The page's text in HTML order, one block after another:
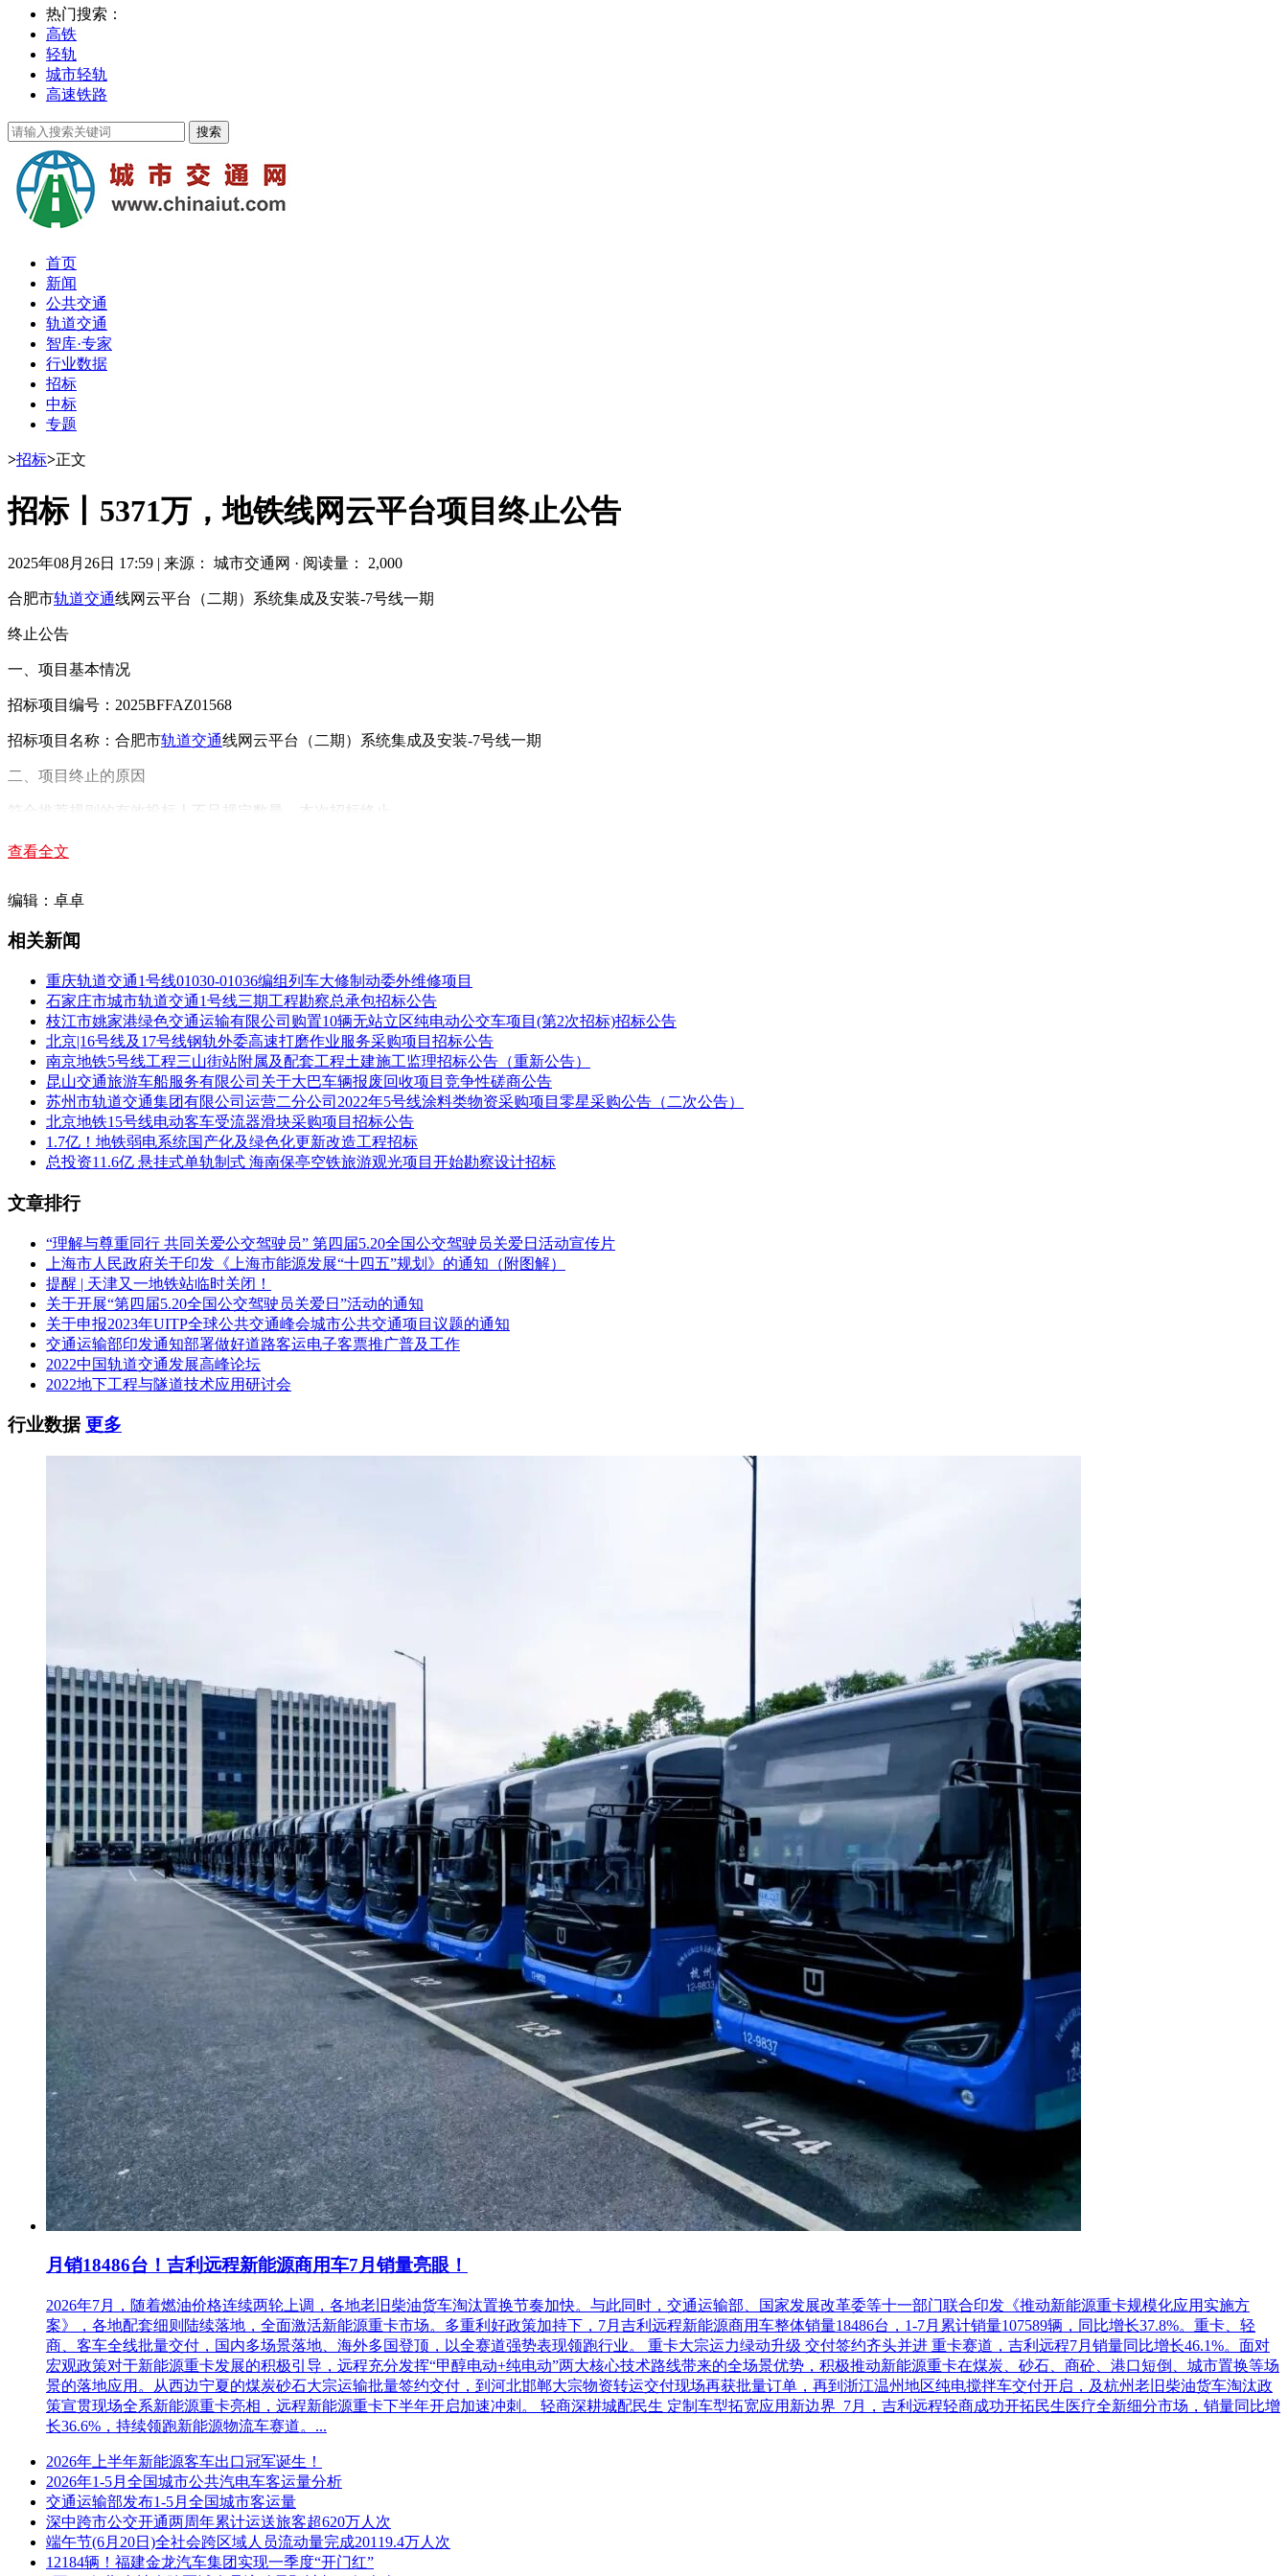
热门搜索：
高铁
轻轨
城市轻轨
高速铁路
首页
新闻
公共交通
轨道交通
智库·专家
行业数据
招标
中标
专题
>招标>正文
招标丨5371万，地铁线网云平台项目终止公告
2025年08月26日 17:59 | 来源： 城市交通网 · 阅读量： 2,000
合肥市轨道交通线网云平台（二期）系统集成及安装-7号线一期
终止公告
一、项目基本情况
招标项目编号：2025BFFAZ01568
招标项目名称：合肥市轨道交通线网云平台（二期）系统集成及安装-7号线一期
二、项目终止的原因
符合推荐规则的有效投标人不足规定数量，本次招标终止。
建设规模：包括1座主中心、1座灾备中心、7号线一期16个车站、1座车辆段内云平台相关设备的供货、安装、集成服务，以及所有软硬件和备品备件的设备供货、安装和质保服务。
招标范围：包含但不限于：
（1）线网指挥中心云平台主系统（包含安全生产网、内部管理网、外部服务网、运维管理网）扩容；
（2）线网指挥中心云平台网络安全扩容；
（3）线网指挥中心大数据平台扩容；
（4）线网指挥中心云平台软件扩容；
（5）线网指挥中心云平台及大数据平台与其他专业（业务）接口；
（6）线网指挥中心云平台机房配套设备；
（7）珠江路控制中心云平台灾备系统（包含安全生产网、外部服务网、运维管理网）扩容；
（8）珠江路控制中心云平台灾备系统网络安全扩容；
（9）珠江路控制中心云平台灾备系统软件扩容；
（10）珠江路控制中心云平台灾备系统机房配套设备；
（11）7号线一期工程各车站/车辆段云节点（云边缘节点）；
（12）备品备件；
（13）质保期服务；
备安装、施工、完工测试、单体调试、与其它系统接口调试、系统调试与试验、综合联调、开通、配合安全评估、配合专项验收、预验收、试运行、竣工验收、设备性能确认、人员培训、竣
查看全文
编辑：卓卓
相关新闻
重庆轨道交通1号线01030-01036编组列车大修制动委外维修项目
石家庄市城市轨道交通1号线三期工程勘察总承包招标公告
枝江市姚家港绿色交通运输有限公司购置10辆无站立区纯电动公交车项目(第2次招标)招标公告
北京|16号线及17号线钢轨外委高速打磨作业服务采购项目招标公告
南京地铁5号线工程三山街站附属及配套工程土建施工监理招标公告（重新公告）
昆山交通旅游车船服务有限公司关于大巴车辆报废回收项目竞争性磋商公告
苏州市轨道交通集团有限公司运营二分公司2022年5号线涂料类物资采购项目零星采购公告（二次公告）
北京地铁15号线电动客车受流器滑块采购项目招标公告
1.7亿！地铁弱电系统国产化及绿色化更新改造工程招标
总投资11.6亿 悬挂式单轨制式 海南保亭空铁旅游观光项目开始勘察设计招标
文章排行
“理解与尊重同行 共同关爱公交驾驶员” 第四届5.20全国公交驾驶员关爱日活动宣传片
上海市人民政府关于印发《上海市能源发展“十四五”规划》的通知（附图解）
提醒 | 天津又一地铁站临时关闭！
关于开展“第四届5.20全国公交驾驶员关爱日”活动的通知
关于申报2023年UITP全球公共交通峰会城市公共交通项目议题的通知
交通运输部印发通知部署做好道路客运电子客票推广普及工作
2022中国轨道交通发展高峰论坛
2022地下工程与隧道技术应用研讨会
行业数据更多
月销18486台！吉利远程新能源商用车7月销量亮眼！
2026年7月，随着燃油价格连续两轮上调，各地老旧柴油货车淘汰置换节奏加快。与此同时，交通运输部、国家发展改革委等十一部门联合印发《推动新能源重卡规模化应用实施方
案》，各地配套细则陆续落地，全面激活新能源重卡市场。多重利好政策加持下，7月吉利远程新能源商用车整体销量18486台，1-7月累计销量107589辆，同比增长37.8%。重卡、轻
商、客车全线批量交付，国内多场景落地、海外多国登顶，以全赛道强势表现领跑行业。 重卡大宗运力绿动升级 交付签约齐头并进 重卡赛道，吉利远程7月销量同比增长46.1%。面对
宏观政策对于新能源重卡发展的积极引导，远程充分发挥“甲醇电动+纯电动”两大核心技术路线带来的全场景优势，积极推动新能源重卡在煤炭、砂石、商砼、港口短倒、城市置换等场
景的落地应用。从西边宁夏的煤炭砂石大宗运输批量签约交付，到河北邯郸大宗物资转运交付现场再获批量订单，再到浙江温州地区纯电搅拌车交付开启，及杭州老旧柴油货车淘汰政
策宣贯现场全系新能源重卡亮相，远程新能源重卡下半年开启加速冲刺。 轻商深耕城配民生 定制车型拓宽应用新边界 7月，吉利远程轻商成功开拓民生医疗全新细分市场，销量同比增
长36.6%，持续领跑新能源物流车赛道。...
2026年上半年新能源客车出口冠军诞生！
2026年1-5月全国城市公共汽电车客运量分析
交通运输部发布1-5月全国城市客运量
深中跨市公交开通两周年累计运送旅客超620万人次
端午节(6月20日)全社会跨区域人员流动量完成20119.4万人次
12184辆！福建金龙汽车集团实现一季度“开门红”